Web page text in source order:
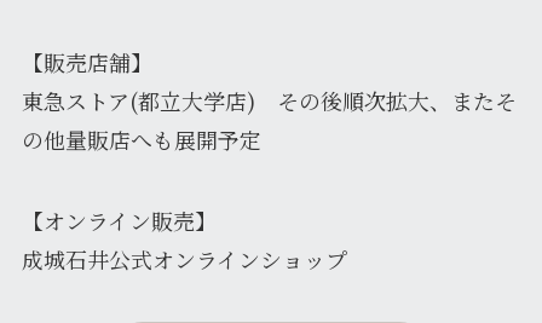
【販売店舗】
東急ストア(都立大学店) その後順次拡大、またそ
の他量販店へも展開予定
【オンライン販売】
成城石井公式オンラインショップ